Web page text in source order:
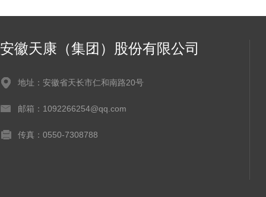
安徽天康（集团）股份有限公司
地址：安徽省天长市仁和南路20号
邮箱：1092266254@qq.com
传真：0550-7308788